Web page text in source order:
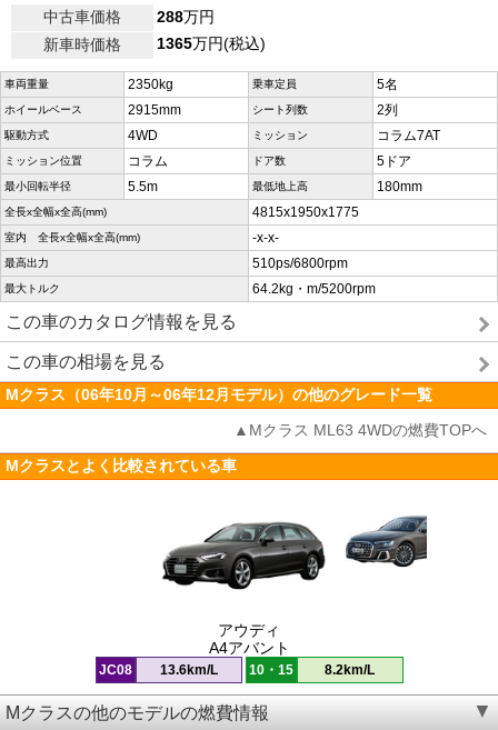
中古車価格
288万円
新車時価格
1365万円(税込)
車両重量 2350kg 乗車定員 5名
ホイールベース 2915mm シート列数 2列
駆動方式 4WD ミッション コラム7AT
ミッション位置 コラム ドア数 5ドア
最小回転半径 5.5m 最低地上高 180mm
全長x全幅x全高(mm) 4815x1950x1775
室内 全長x全幅x全高(mm) -x-x-
最高出力 510ps/6800rpm
最大トルク 64.2kg・m/5200rpm
この車のカタログ情報を見る
この車の相場を見る
Mクラス（06年10月～06年12月モデル）の他のグレード一覧
▲Mクラス ML63 4WDの燃費TOPへ
Mクラスとよく比較されている車
アウディ
A4アバント
JC08 13.6km/L 10・15 8.2km/L
Mクラスの他のモデルの燃費情報